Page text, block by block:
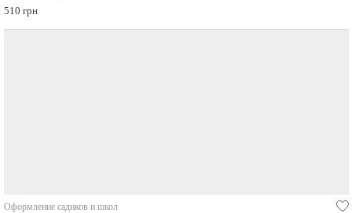
510 грн
Оформление садиков и школ